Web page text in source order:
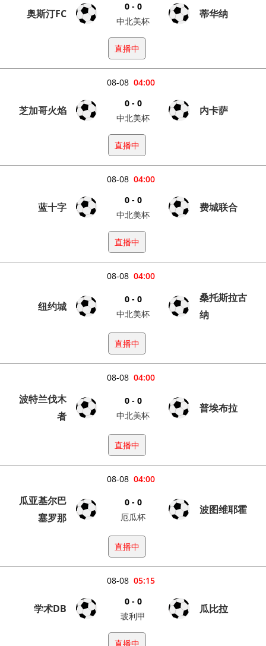
奥斯汀FC
0 - 0
中北美杯
蒂华纳
直播中
04:00
08-08
芝加哥火焰
0 - 0
中北美杯
内卡萨
直播中
04:00
08-08
蓝十字
0 - 0
中北美杯
费城联合
直播中
04:00
08-08
纽约城
0 - 0
中北美杯
桑托斯拉古
纳
直播中
04:00
08-08
波特兰伐木
者
0 - 0
中北美杯
普埃布拉
直播中
04:00
08-08
瓜亚基尔巴
塞罗那
0 - 0
厄瓜杯
波图维耶霍
直播中
05:15
08-08
学术DB
0 - 0
玻利甲
瓜比拉
直播中